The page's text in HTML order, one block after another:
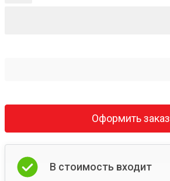
Оформить заказ
В стоимость входит